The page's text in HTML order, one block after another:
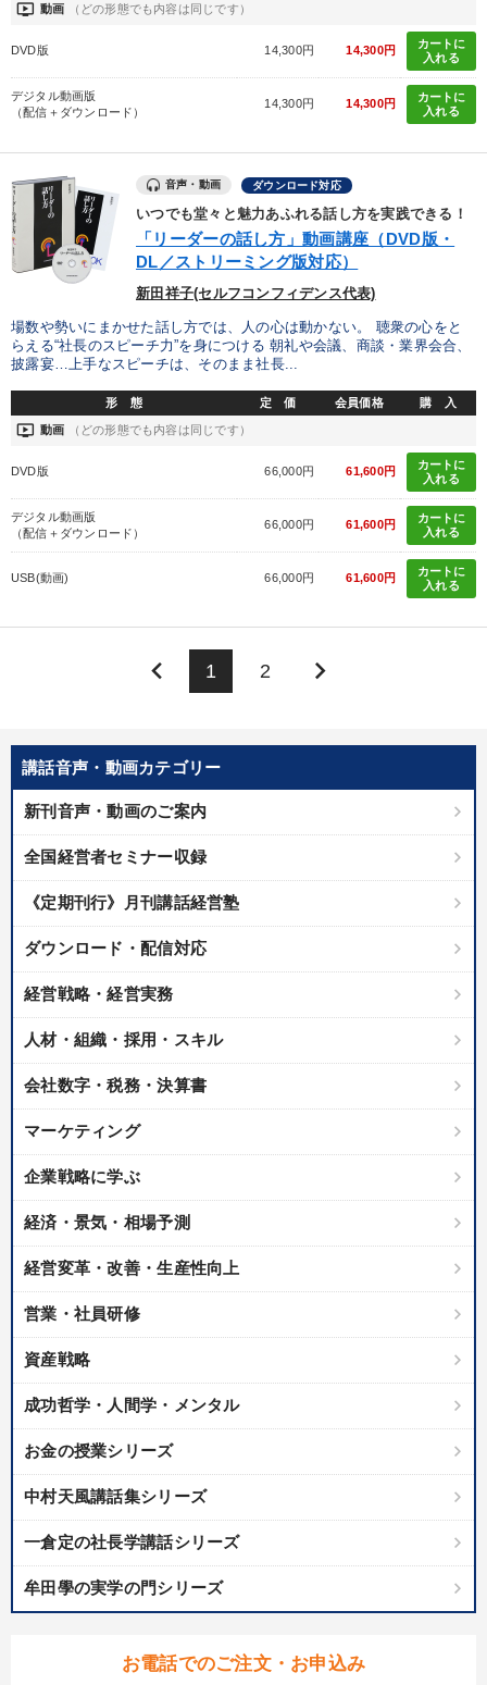
講話音声・動画カテゴリー
新刊音声・動画のご案内
全国経営者セミナー収録
《定期刊行》月刊講話経営塾
ダウンロード・配信対応
経営戦略・経営実務
人材・組織・採用・スキル
会社数字・税務・決算書
マーケティング
企業戦略に学ぶ
経済・景気・相場予測
経営変革・改善・生産性向上
営業・社員研修
資産戦略
成功哲学・人間学・メンタル
お金の授業シリーズ
中村天風講話集シリーズ
一倉定の社長学講話シリーズ
牟田學の実学の門シリーズ
お電話でのご注文・お申込み
ondemand_video 動画 （どの形態でも内容は同じです）
DVD版 14,300円 14,300円
カートに
入れる
デジタル動画版
（配信＋ダウンロード）
14,300円 14,300円
カートに
入れる
音声・動画 ダウンロード対応
いつでも堂々と魅力あふれる話し方を実践できる！
「リーダーの話し方」動画講座（DVD版・
DL／ストリーミング版対応）
新田祥子(セルフコンフィデンス代表)
場数や勢いにまかせた話し方では、人の心は動かない。 聴衆の心をと
らえる“社長のスピーチ力”を身につける 朝礼や会議、商談・業界会合、
披露宴…上手なスピーチは、そのまま社長...
形 態 定 価 会員価格 購 入
ondemand_video 動画 （どの形態でも内容は同じです）
DVD版 66,000円 61,600円
カートに
入れる
デジタル動画版
（配信＋ダウンロード）
66,000円 61,600円
カートに
入れる
USB(動画) 66,000円 61,600円
カートに
入れる
keyboard_arrow_left 1 2 keyboard_arrow_right